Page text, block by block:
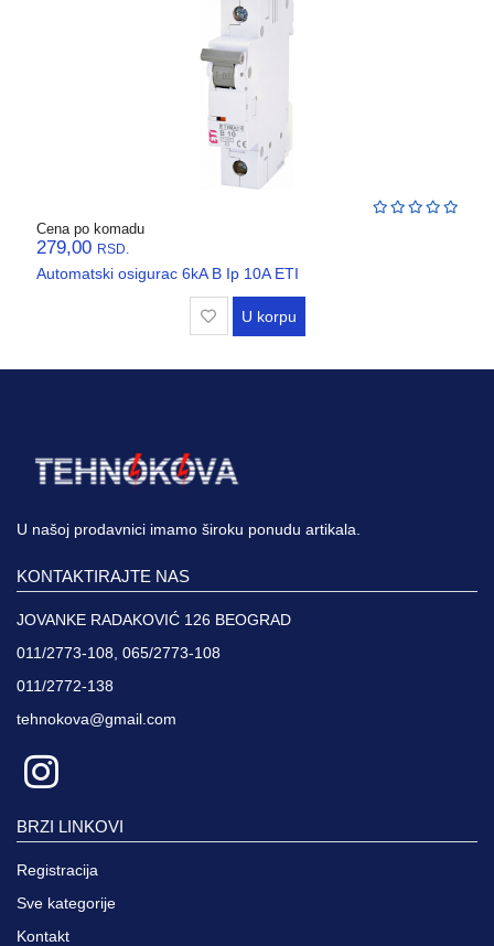
Cena po komadu
279,00 RSD.
Automatski osigurac 6kA B Ip 10A ETI
U korpu
U našoj prodavnici imamo široku ponudu artikala.
KONTAKTIRAJTE NAS
JOVANKE RADAKOVIĆ 126 BEOGRAD
011/2773-108, 065/2773-108
011/2772-138
tehnokova@gmail.com
BRZI LINKOVI
Registracija
Sve kategorije
Kontakt